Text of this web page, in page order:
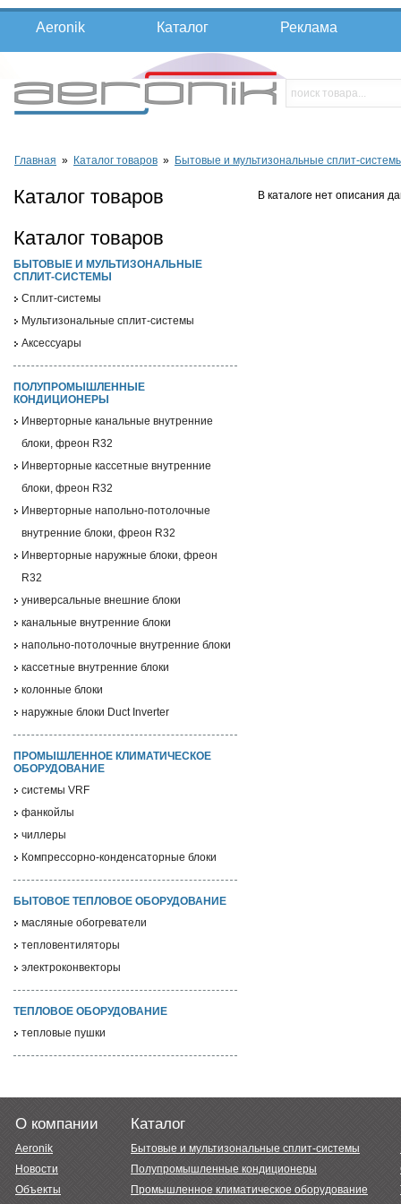
Aeronik Каталог Реклама
Главная » Каталог товаров » Бытовые и мультизональные сплит-
Каталог товаров
Каталог товаров
БЫТОВЫЕ И МУЛЬТИЗОНАЛЬНЫЕ
СПЛИТ-СИСТЕМЫ
Cплит-системы
Мультизональные сплит-системы
Аксессуары
ПОЛУПРОМЫШЛЕННЫЕ
КОНДИЦИОНЕРЫ
Инверторные канальные внутренние
блоки, фреон R32
Инверторные кассетные внутренние
блоки, фреон R32
Инверторные напольно-потолочные
внутренние блоки, фреон R32
Инверторные наружные блоки, фреон
R32
универсальные внешние блоки
канальные внутренние блоки
напольно-потолочные внутренние блоки
кассетные внутренние блоки
колонные блоки
наружные блоки Duct Inverter
ПРОМЫШЛЕННОЕ КЛИМАТИЧЕСКОЕ
ОБОРУДОВАНИЕ
системы VRF
фанкойлы
чиллеры
Компрессорно-конденсаторные блоки
БЫТОВОЕ ТЕПЛОВОЕ ОБОРУДОВАНИЕ
масляные обогреватели
тепловентиляторы
электроконвекторы
ТЕПЛОВОЕ ОБОРУДОВАНИЕ
тепловые пушки
В каталоге нет описания
О компании
Aeronik
Новости
Объекты
Каталог
Бытовые и мультизональные сплит-системы
Полупромышленные кондиционеры
Промышленное климатическое оборудование